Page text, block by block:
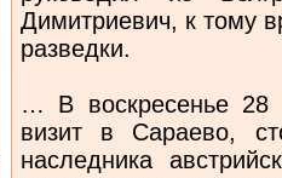
Димитриевич, к тому
разведки.
… В воскресенье 28
визит в Сараево,
наследника